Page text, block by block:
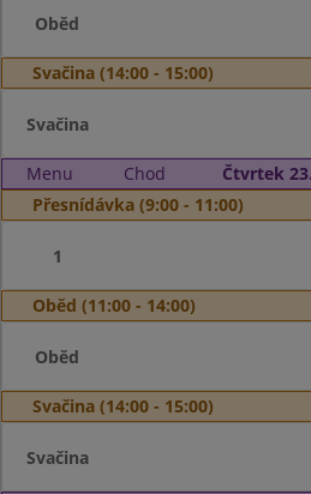
Oběd
Svačina (14:00 - 15:00)
Svačina
Menu Chod
Čtvrtek
Přesnídávka (9:00 - 11:00)
1
Oběd (11:00 - 14:00)
Oběd
Svačina (14:00 - 15:00)
Svačina